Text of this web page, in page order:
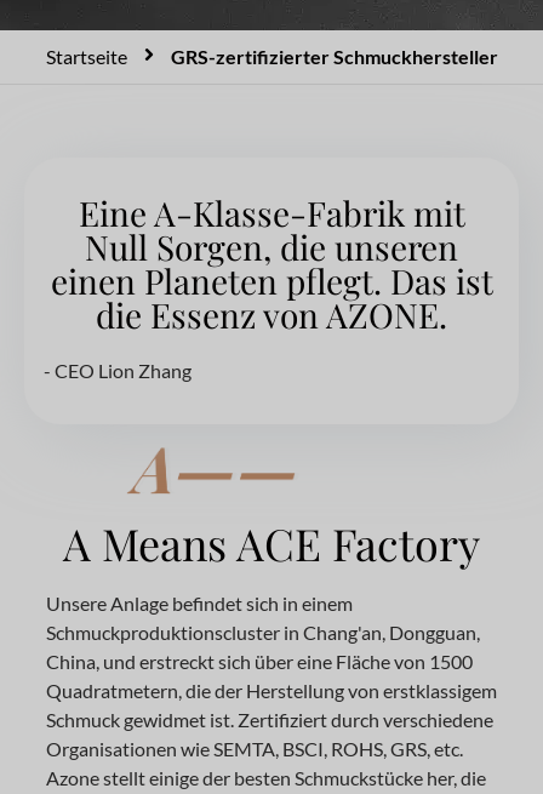
Startseite GRS-zertifizierter Schmuckhersteller
Eine A-Klasse-Fabrik mit
Null Sorgen, die unseren
einen Planeten pflegt. Das ist
die Essenz von AZONE.
- CEO Lion Zhang
A Means ACE Factory
Unsere Anlage befindet sich in einem
Schmuckproduktionscluster in Chang'an, Dongguan,
China, und erstreckt sich über eine Fläche von 1500
Quadratmetern, die der Herstellung von erstklassigem
Schmuck gewidmet ist. Zertifiziert durch verschiedene
Organisationen wie SEMTA, BSCI, ROHS, GRS, etc.
Azone stellt einige der besten Schmuckstücke her, die